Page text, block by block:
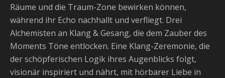
Räume und die Traum-Zone bewirken können,
während ihr Echo nachhallt und verfliegt. Drei
Alchemisten an Klang & Gesang, die dem Zauber des
Moments Töne entlocken. Eine Klang-Zeremonie, die
der schöpferischen Logik ihres Augenblicks folgt,
visionär inspiriert und nährt, mit hörbarer Liebe in